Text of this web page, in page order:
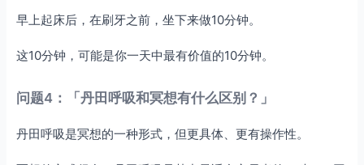
早上起床后，在刷牙之前，坐下来做10分钟。
这10分钟，可能是你一天中最有价值的10分钟。
问题4：「丹田呼吸和冥想有什么区别？」
丹田呼吸是冥想的一种形式，但更具体、更有操作性。